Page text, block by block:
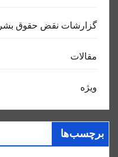
گزارشات نقض حقوق بشر
مقالات
ویژه
برچسب‌ها